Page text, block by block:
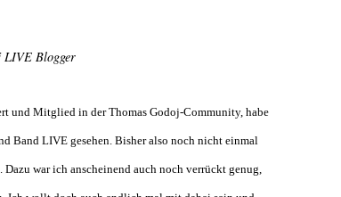
LIVE Blogger
und Mitglied in der Thomas Godoj-Community, habe
Band LIVE gesehen. Bisher also noch nicht einmal
war ich anscheinend auch noch verrückt genug,